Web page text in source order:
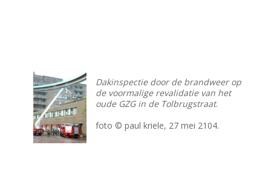
Dakinspectie door de brandweer op
de voormalige revalidatie van het
oude GZG in de Tolbrugstraat.
foto © paul kriele, 27 mei 2104.